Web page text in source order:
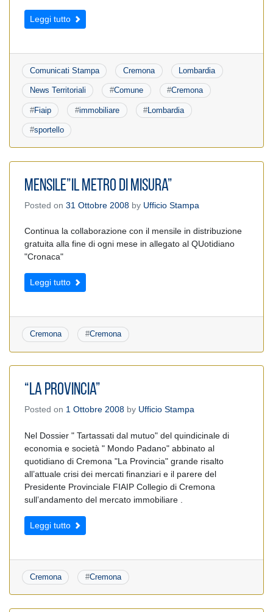
Leggi tutto
Comunicati Stampa Cremona Lombardia
News Territoriali #Comune #Cremona
#Fiaip #immobiliare #Lombardia
#sportello
Mensile”Il metro di Misura”
Posted on 31 Ottobre 2008 by Ufficio Stampa
Continua la collaborazione con il mensile in distribuzione
gratuita alla fine di ogni mese in allegato al QUotidiano
"Cronaca"
Leggi tutto
Cremona #Cremona
“La Provincia”
Posted on 1 Ottobre 2008 by Ufficio Stampa
Nel Dossier " Tartassati dal mutuo" del quindicinale di
economia e società " Mondo Padano" abbinato al
quotidiano di Cremona "La Provincia" grande risalto
all’attuale crisi dei mercati finanziari e il parere del
Presidente Provinciale FIAIP Collegio di Cremona
sull’andamento del mercato immobiliare .
Leggi tutto
Cremona #Cremona